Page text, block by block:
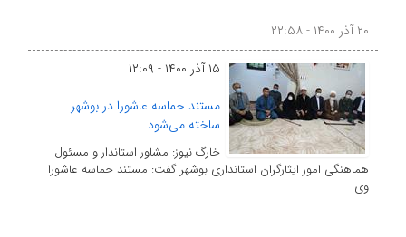
۲۰ آذر ۱۴۰۰ - ۲۲:۵۸
۱۵ آذر ۱۴۰۰ - ۱۲:۰۹
مستند حماسه عاشورا در بوشهر
ساخته می‌شود
خارگ نیوز: مشاور استاندار و مسئول
هماهنگی امور ایثارگران استانداری بوشهر گفت: مستند حماسه عاشورا
وی